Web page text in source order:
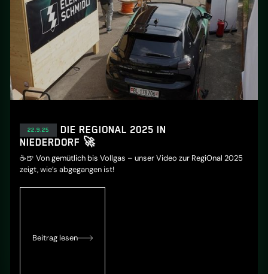
SO WAR DIE REGIONAL 2025 IN
NIEDERDORF 🚀
☕🍺 Von gemütlich bis Vollgas – unser Video zur RegiOnal 2025
zeigt, wie’s abgegangen ist!
Beitrag lesen
22.9.25